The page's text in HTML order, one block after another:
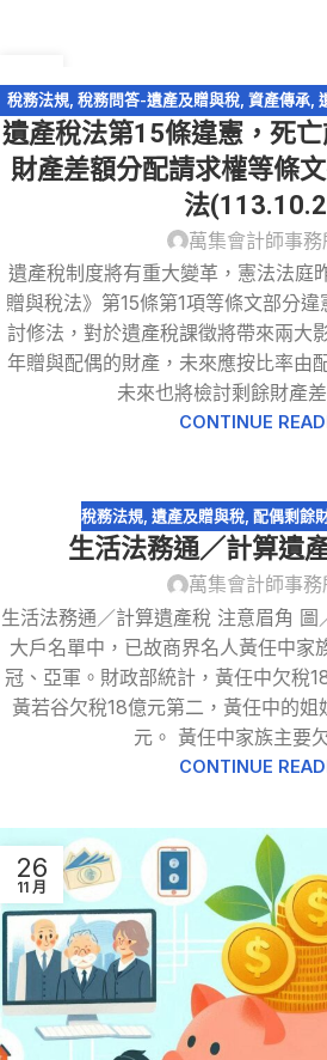
12 月
稅務法規, 稅務問答-遺產及贈與稅, 資產傳承,
額分配請求權
遺產稅法第15條違憲，死
財產差額分配請求權等條
法
萬集會計師事務
遺產稅制度將有重大變革，憲法法庭
贈與稅法》第15條第1項等條文部分
討修法，對於遺產稅課徵將帶來兩大
年贈與配偶的財產，未來應按比率由
未來也將檢討剩餘財產
CONTINUE
稅務法規, 遺產及贈與稅, 配偶剩餘
生活法務通／計算遺
萬集會計師事務
生活法務通／計算遺產稅 注意眉角
大戶名單中，已故商界名人黃任中家
冠、亞軍。財政部統計，黃任中欠稅
黃若谷欠稅18億元第二，黃任中的姐
元。 黃任中家族主要
CONTINUE
26
11 月